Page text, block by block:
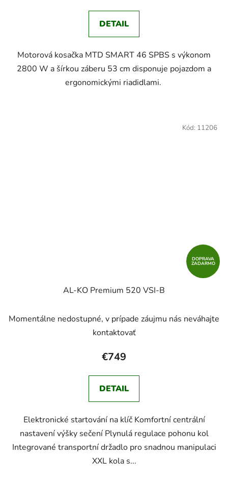
DETAIL
Motorová kosačka MTD SMART 46 SPBS s výkonom
2800 W a šírkou záberu 53 cm disponuje pojazdom a
ergonomickými riadidlami.
DOPRAVA
ZADARMO
AL-KO Premium 520 VSI-B
Momentálne nedostupné, v prípade záujmu nás neváhajte
kontaktovať
€749
DETAIL
Elektronické startování na klíč Komfortní centrální
nastavení výšky sečení Plynulá regulace pohonu kol
Integrované transportní držadlo pro snadnou manipulaci
XXL kola s...
Kód: 11206